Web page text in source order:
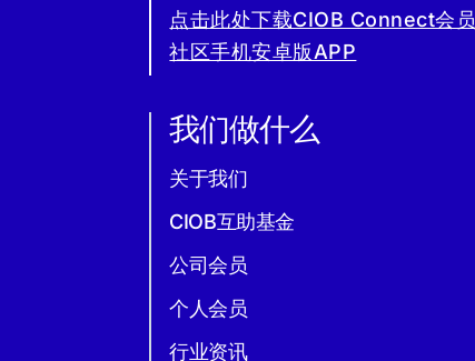
点击此处下载CIOB Connect会员
社区手机安卓版APP
我们做什么
关于我们
CIOB互助基金
公司会员
个人会员
行业资讯